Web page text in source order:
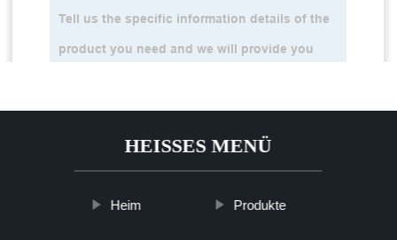
HEISSES MENÜ
Heim Produkte